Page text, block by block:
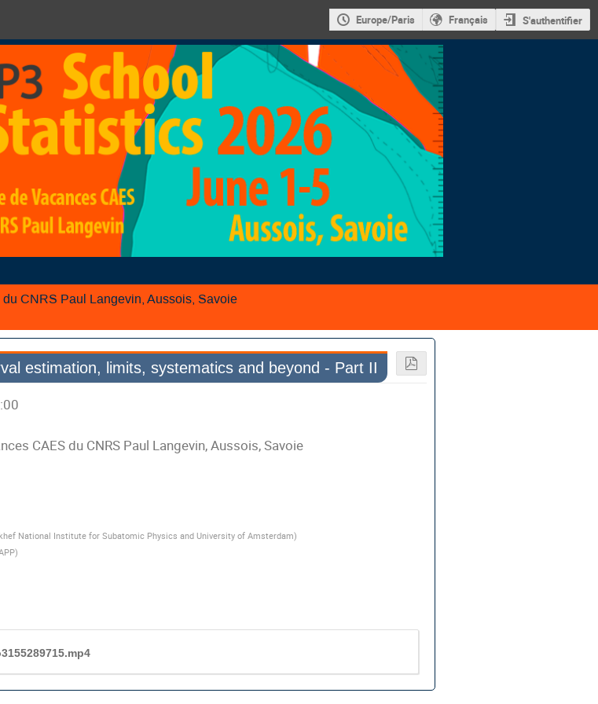
Europe/Paris Français S'authentifier
CNRS Paul Langevin, Aussois, Savoie
estimation, limits, systematics and beyond - Part II
CAES du CNRS Paul Langevin, Aussois, Savoie
National Institute for Subatomic Physics and University of Amsterdam)
)